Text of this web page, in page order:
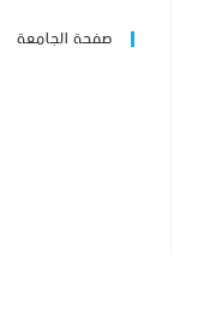
صفحة الجامعة